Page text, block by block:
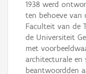
1938 werd
ten behoeve van
Faculteit van de
de Universiteit
met
architecturale en
beantwoordden